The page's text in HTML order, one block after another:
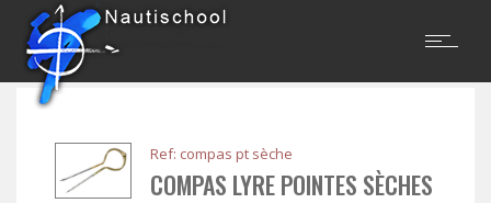
Ref: compas pt sèche
COMPAS LYRE POINTES SÈCHES